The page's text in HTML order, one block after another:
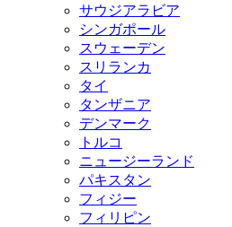
サウジアラビア
シンガポール
スウェーデン
スリランカ
タイ
タンザニア
デンマーク
トルコ
ニュージーランド
パキスタン
フィジー
フィリピン